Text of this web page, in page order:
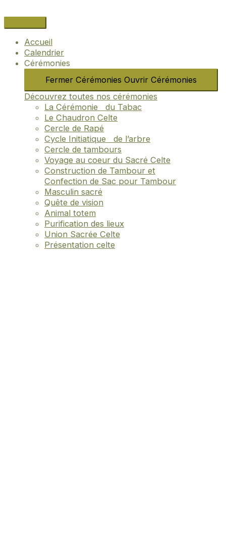
au
contenu
Accueil
Calendrier
Cérémonies
Fermer Cérémonies Ouvrir Cérémonies
Découvrez toutes nos cérémonies
La Cérémonie du Tabac
Le Chaudron Celte
Cercle de Rapé
Cycle Initiatique de l’arbre
Cercle de tambours
Voyage au coeur du Sacré Celte
Construction de Tambour et
Confection de Sac pour Tambour
Masculin sacré
Quête de vision
Animal totem
Purification des lieux
Union Sacrée Celte
Présentation celte
Internet